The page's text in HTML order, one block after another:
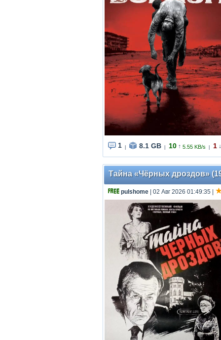
1 8.1 GB 10 ↑ 5.55 KB/s 1 ↓
Тайна «Чёрных дроздов»
pulshome | 02 Авг 2026 01:49:35